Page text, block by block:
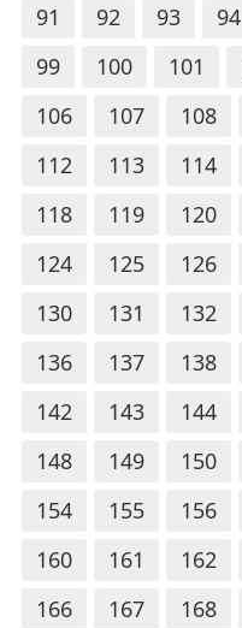
91
92 93 94
99
100 101
106
107 108
112
113 114
118
119 120
124
125 126
130
131 132
136
137 138
142
143 144
148
149 150
154
155 156
160
161 162
166
167 168